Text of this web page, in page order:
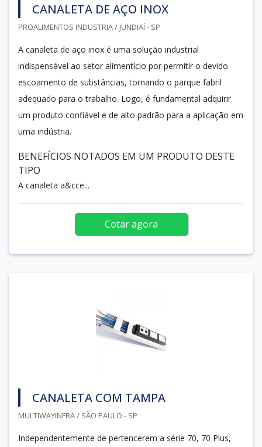
CANALETA DE AÇO INOX
PROALIMENTOS INDUSTRIA / JUNDIAÍ - SP
A canaleta de aço inox é uma solução industrial
indispensável ao setor alimentício por permitir o devido
escoamento de substâncias, tornando o parque fabril
adequado para o trabalho. Logo, é fundamental adquirir
um produto confiável e de alto padrão para a aplicação em
uma indústria.
BENEFÍCIOS NOTADOS EM UM PRODUTO DESTE
TIPO
A canaleta a&cce...
Cotar agora
CANALETA COM TAMPA
MULTIWAYINFRA / SÃO PAULO - SP
Independentemente de pertencerem a série 70, 70 Plus,